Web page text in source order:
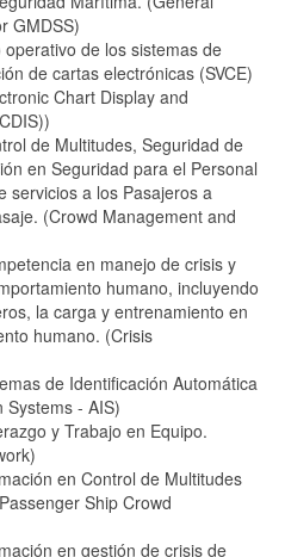
GMDSS)
de los sistemas de
de cartas electrónicas (SVCE)
Chart Display and
de Multitudes, Seguridad de
en Seguridad para el Personal
servicios a los Pasajeros a
(Crowd Management and
en manejo de crisis y
humano, incluyendo
la carga y entrenamiento en
humano. (Crisis
de Identificación Automática
Systems - AIS)
y Trabajo en Equipo.
en Control de Multitudes
Ship Crowd
en gestión de crisis de